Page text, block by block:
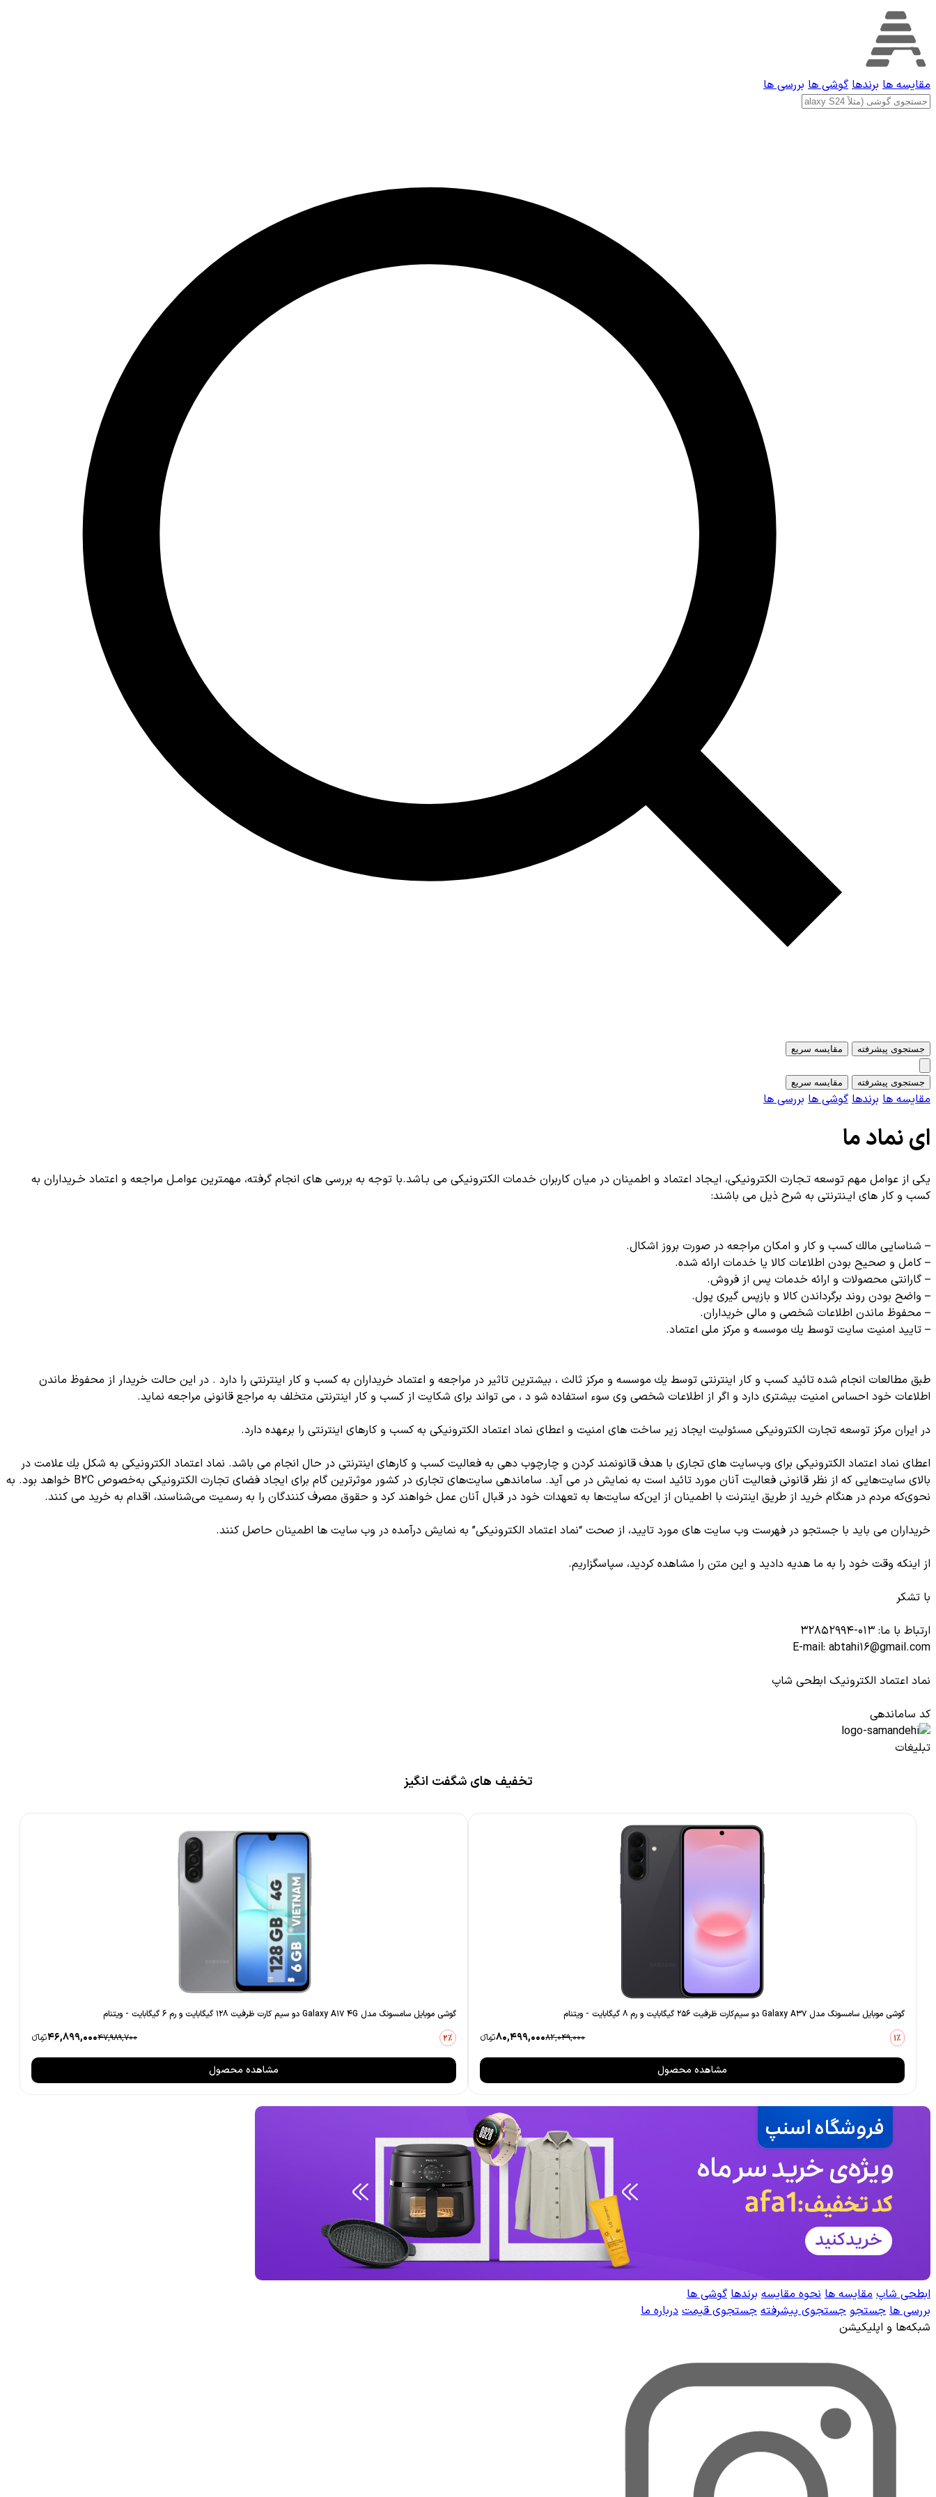
مقایسه ها برندها گوشی ها بررسی ها
جستجوی پیشرفته مقایسه سریع
جستجوی پیشرفته مقایسه سریع
مقایسه ها برندها گوشی ها بررسی ها
ای نماد ما
یكی از عوامل مهم توسعه تـجارت الكترونیكی، ایـجاد اعتماد و اطمینان در میان كاربران خدمات الكترونیكی می بـاشد.با توجه به بررسی های انجام گرفته، مهمترین عوامـل مراجعه و اعتماد خـریداران به
کسب و کار های ایـنترنتی به شرح ذیل می باشند:
– شناسایی مالك کسب و کار و امكان مراجعه در صورت بروز اشكال.
– كامل و صحیح بودن اطلاعات كالا یا خدمات ارائه شده.
– گارانتی محصولات و ارائه خدمات پس از فروش.
– واضح بودن روند برگرداندن كالا و بازپس گیری پول.
– محفوظ ماندن اطلاعات شخصی و مالی خریداران.
– تایید امنیت سایت توسط یك موسسه و مركز ملی اعتماد.
طبق مطالعات انجام شده تائید کسب و کار اینترنتی توسط یك موسسه و مركز ثالث ، بیشترین تاثیر در مراجعه و اعتماد خریداران به کسب و کار اینترنتی را دارد . در این حالت خریدار از محفوظ ماندن
اطلاعات خود احساس امنیت بیشتری دارد و اگر از اطلاعات شخصی وی سوء استفاده شو د ، می تواند برای شكایت از کسب و کار اینترنتی متخلف به مراجع قانونی مراجعه نماید.
در ایران مركز توسعه تجارت الكترونیكی مسئولیت ایجاد زیر ساخت های امنیت و اعطای نماد اعتماد الكترونیكی به کسب و کارهای اینترنتی را برعهده دارد.
اعطای نماد اعتماد الكترونیكی برای وب‌سایت های تجاری با هدف قانونمند كردن و چارچوب دهی به فعالیت کسب و کارهای اینترنتی در حال انجام می باشد. نماد اعتماد الكترونیكی به شكل یك علامت در
بالای سایت‌هایی كه از نظر قانونی فعالیت آنان مورد تائید است به نمایش در می آید. ساماندهی سایت‌های تجاری در كشور موثرترین گام برای ایجاد فضای تجارت الكترونیكی به‌خصوص B2C خواهد بود. به
نحوی‌كه مردم در هنگام خرید از طریق اینترنت با اطمینان از این‌كه سایت‌ها به تعهدات خود در قبال آنان عمل خواهند كرد و حقوق مصرف كنندگان را به رسمیت می‌شناسند،‌ اقدام به خرید می كنند.
خریداران می باید با جستجو در فهرست وب سایت های مورد تایید، از صحت “نماد اعتماد الكترونیكی” به نمایش درآمده در وب سایت ها اطمینان حاصل کنند.
از اینکه وقت خود را به ما هدیه دادید و این متن را مشاهده کردید، سپاسگزاریم.
با تشکر
ارتباط با ما: 013-32852994
E-mail: abtahi16@gmail.com
نماد اعتماد الکترونیک ابطحی شاپ
کد ساماندهی
تبلیغات
تخفیف های شگفت انگیز
گوشی موبایل سامسونگ مدل Galaxy A37 دو سیم‌کارت ظرفیت 256 گیگابایت و رم 8 گیگابایت - ویتنام
1٪
82,049,000
80,499,000تومانءء
مشاهده محصول
گوشی موبایل سامسونگ مدل Galaxy A17 4G دو سیم کارت ظرفیت 128 گیگابایت و رم 6 گیگابایت - ویتنام
2٪
47,989,700
46,899,000تومانءء
مشاهده محصول
ابطحی شاپ مقایسه ها نحوه مقایسه برندها گوشی ها
بررسی ها جستجو جستجوی پیشرفته جستجوی قیمت درباره ما
شبکه‌ها و اپلیکیشن